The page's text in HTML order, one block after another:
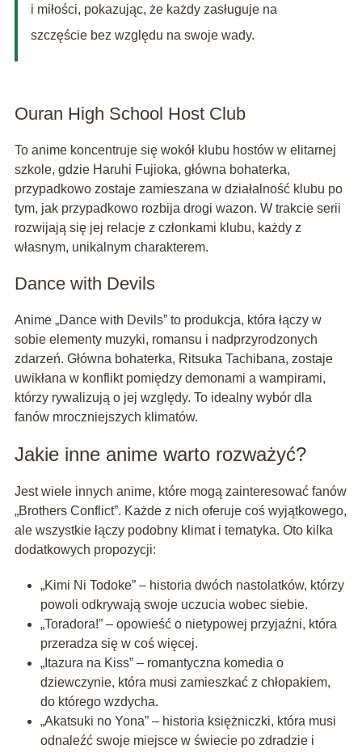
i miłości, pokazując, że każdy zasługuje na
szczęście bez względu na swoje wady.
Ouran High School Host Club
To anime koncentruje się wokół klubu hostów w elitarnej
szkole, gdzie Haruhi Fujioka, główna bohaterka,
przypadkowo zostaje zamieszana w działalność klubu po
tym, jak przypadkowo rozbija drogi wazon. W trakcie serii
rozwijają się jej relacje z członkami klubu, każdy z
własnym, unikalnym charakterem.
Dance with Devils
Anime „Dance with Devils” to produkcja, która łączy w
sobie elementy muzyki, romansu i nadprzyrodzonych
zdarzeń. Główna bohaterka, Ritsuka Tachibana, zostaje
uwikłana w konflikt pomiędzy demonami a wampirami,
którzy rywalizują o jej względy. To idealny wybór dla
fanów mroczniejszych klimatów.
Jakie inne anime warto rozważyć?
Jest wiele innych anime, które mogą zainteresować fanów
„Brothers Conflict”. Każde z nich oferuje coś wyjątkowego,
ale wszystkie łączy podobny klimat i tematyka. Oto kilka
dodatkowych propozycji:
„Kimi Ni Todoke” – historia dwóch nastolatków, którzy
powoli odkrywają swoje uczucia wobec siebie.
„Toradora!” – opowieść o nietypowej przyjaźni, która
przeradza się w coś więcej.
„Itazura na Kiss” – romantyczna komedia o
dziewczynie, która musi zamieszkać z chłopakiem,
do którego wzdycha.
„Akatsuki no Yona” – historia księżniczki, która musi
odnaleźć swoje miejsce w świecie po zdradzie i